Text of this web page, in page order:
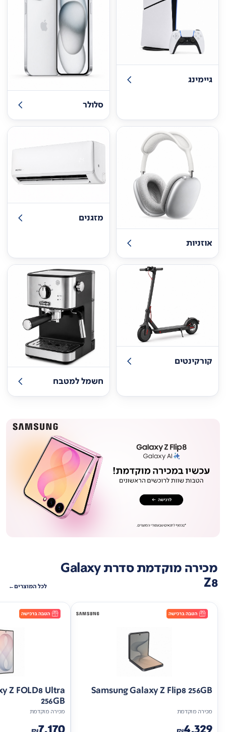
גיימינג
סלולר
אוזניות
מזגנים
קורקינטים
חשמל למטבח
מכירה מוקדמת סדרת Galaxy
Z8 לכל המוצרים
Samsung Galaxy Z Flip8 256GB
מכירה מוקדמת
Z FOLD8 Ultra
256GB
מכירה מוקדמת